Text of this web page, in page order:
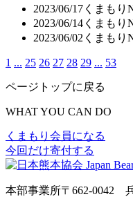
2023/06/17 くまもり
2023/06/14 くまもり
2023/06/02 くまもり
1 ... 25 26 27 28 29 ... 53
ページトップに戻る
WHAT YOU CAN DO
くまもり会員になる
今回だけ寄付する
本部事業所〒662-0042